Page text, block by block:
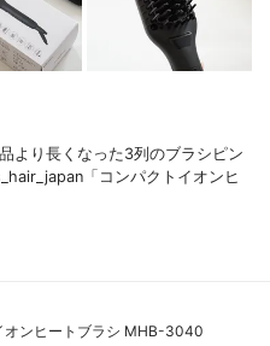
より長くなった3列のブラシピン
「コンパクトイオンヒ
オンヒートブラシ MHB-3040